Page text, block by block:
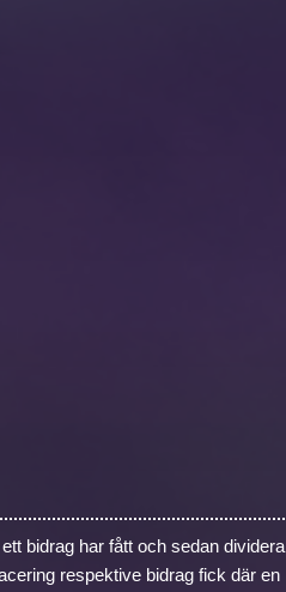
bidrag har fått och sedan dividera
respektive bidrag fick där en